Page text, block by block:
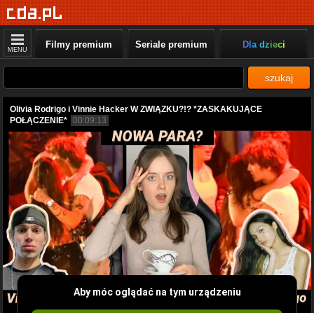
MENU Filmy premium Seriale premium Dla dzieci
szukaj
Olivia Rodrigo i Vinnie Hacker W ZWIĄZKU?!? *ZASKAKUJĄCE
POŁĄCZENIE* 00:09:13
Aby móc oglądać na tym urządzeniu